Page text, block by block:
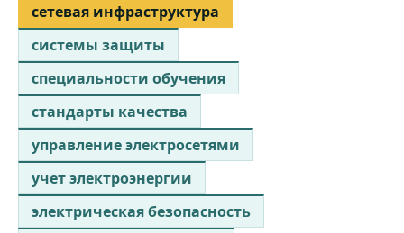
сетевая инфраструктура
системы защиты
специальности обучения
стандарты качества
управление электросетями
учет электроэнергии
электрическая безопасность